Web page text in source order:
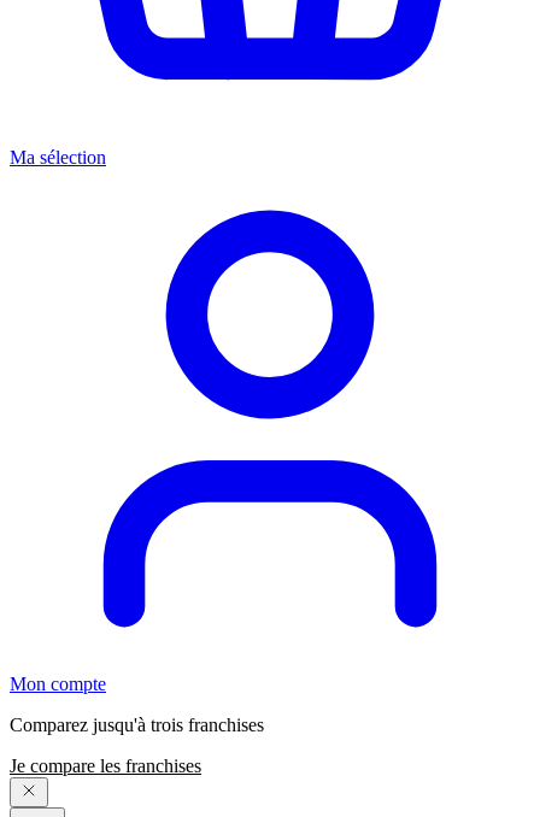
Ma sélection
Mon compte
Comparez jusqu'à trois franchises
Je compare les franchises